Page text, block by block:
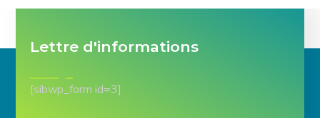
Lettre d'informations
[sibwp_form id=3]